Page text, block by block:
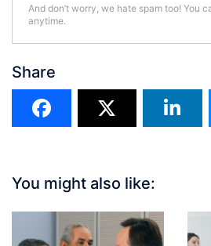
And don’t worry, we hate spam too! You
anytime.
Share
You might also like: